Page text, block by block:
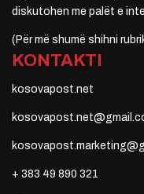
diskutohen me palët e
(Për më shumë shihni
KONTAKTI
kosovapost.net
+ 383 49 890 321